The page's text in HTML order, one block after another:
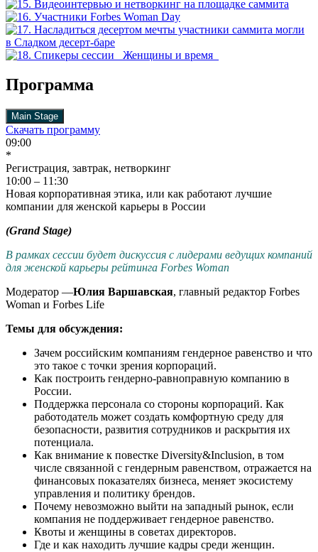
Программа
Main Stage
Скачать программу
09:00
*
Регистрация, завтрак, нетворкинг
10:00 – 11:30
Новая корпоративная этика, или как работают лучшие
компании для женской карьеры в России
(Grand Stage)
В рамках сессии будет дискуссия с лидерами ведущих компаний
для женской карьеры рейтинга Forbes Woman
Модератор —Юлия Варшавская, главный редактор Forbes
Woman и Forbes Life
Темы для обсуждения:
Зачем российским компаниям гендерное равенство и что
это такое с точки зрения корпораций.
Как построить гендерно-равноправную компанию в
России.
Поддержка персонала со стороны корпораций. Как
работодатель может создать комфортную среду для
безопасности, развития сотрудников и раскрытия их
потенциала.
Как внимание к повестке Diversity&Inclusion, в том
числе связанной с гендерным равенством, отражается на
финансовых показателях бизнеса, меняет экосистему
управления и политику брендов.
Почему невозможно выйти на западный рынок, если
компания не поддерживает гендерное равенство.
Квоты и женщины в советах директоров.
Где и как находить лучшие кадры среди женщин.